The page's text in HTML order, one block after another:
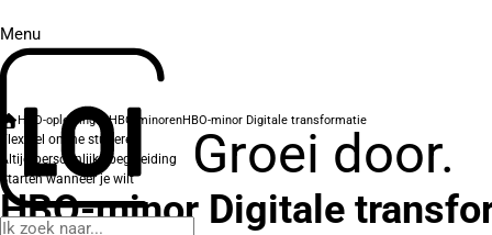
Menu
Groei door.
HBO-opleidingenHBO-minorenHBO-minor Digitale transformatie
Flexibel online studeren
Altijd persoonlijke begeleiding
Starten wanneer je wilt
HBO-minor Digitale